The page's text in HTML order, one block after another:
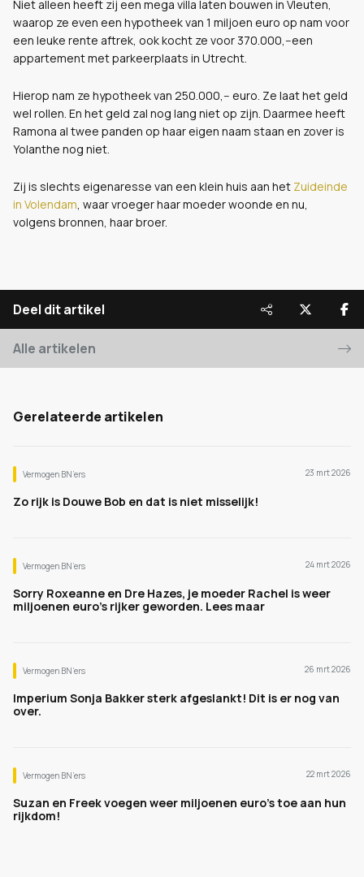
Niet alleen heeft zij een mega villa laten bouwen in Vleuten,
waarop ze even een hypotheek van 1 miljoen euro op nam voor
een leuke rente aftrek, ook kocht ze voor 370.000,--een
appartement met parkeerplaats in Utrecht.
Hierop nam ze hypotheek van 250.000,-- euro. Ze laat het geld
wel rollen. En het geld zal nog lang niet op zijn. Daarmee heeft
Ramona al twee panden op haar eigen naam staan en zover is
Yolanthe nog niet.
Zij is slechts eigenaresse van een klein huis aan het Zuideinde
in Volendam, waar vroeger haar moeder woonde en nu,
volgens bronnen, haar broer.
Deel dit artikel
Alle artikelen
Gerelateerde artikelen
Vermogen BN’ers 23 mrt 2026
Zo rijk is Douwe Bob en dat is niet misselijk!
Vermogen BN’ers 24 mrt 2026
Sorry Roxeanne en Dre Hazes, je moeder Rachel is weer
miljoenen euro's rijker geworden. Lees maar
Vermogen BN’ers 26 mrt 2026
Imperium Sonja Bakker sterk afgeslankt! Dit is er nog van
over.
Vermogen BN’ers 22 mrt 2026
Suzan en Freek voegen weer miljoenen euro's toe aan hun
rijkdom!